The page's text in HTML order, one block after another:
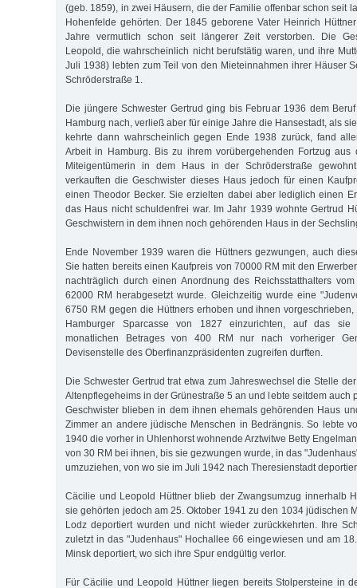
(geb. 1859), in zwei Häusern, die der Familie offenbar schon seit
Hohenfelde gehörten. Der 1845 geborene Vater Heinrich
Jahre vermutlich schon seit längerer Zeit verstorben. Die
Leopold, die wahr­scheinlich nicht berufstätig waren, und ihre
Juli 1938) lebten zum Teil von den Mieteinnahmen ihrer Häuser
Schröderstraße 1.
Die jüngere Schwester Gertrud ging bis Februar 1936 dem
Hamburg nach, verließ aber für einige Jahre die Hansestadt, als
kehrte dann wahrscheinlich gegen Ende 1938 zurück, fand
Arbeit in Hamburg. Bis zu ihrem vorübergehenden Fortzug aus
Miteigentümerin in dem Haus in der Schröderstraße
verkauften die Geschwister dieses Haus jedoch für einen
einen Theodor Becker. Sie erzielten dabei aber lediglich einen
das Haus nicht schuldenfrei war. Im Jahr 1939 wohnte Gertrud
Geschwistern in dem ihnen noch gehörenden Haus in der
Ende November 1939 waren die Hüttners gezwungen, auch
Sie hatten bereits einen Kaufpreis von 70000 RM mit den
nachträglich durch einen Anordnung des Reichsstatthalters
62000 RM herabgesetzt wurde. Gleichzeitig wurde eine
6750 RM gegen die Hüttners erhoben und ihnen
Hamburger Sparcasse von 1827 einzurichten, auf das sie
monatlichen Betrages von 400 RM nur nach vorheriger
Devisenstelle des Oberfinanzpräsidenten zugreifen durften.
Die Schwester Gertrud trat etwa zum Jahreswechsel die Stelle
Altenpflegeheims in der Grünestraße 5 an und lebte seitdem auch
Geschwister blieben in dem ihnen ehemals gehörenden Haus
Zimmer an andere jüdische Menschen in Bedrängnis. So lebte
1940 die vorher in Uhlenhorst wohnende Arztwitwe Betty
von 30 RM bei ihnen, bis sie gezwungen wurde, in das
umzuziehen, von wo sie im Juli 1942 nach Theresienstadt
Cäcilie und Leopold Hüttner blieb der Zwangsumzug innerhalb
sie gehörten jedoch am 25. Oktober 1941 zu den 1034 jüdischen
Lodz deportiert wurden und nicht wieder zurückkehrten. Ihre
zuletzt in das "Judenhaus" Hochallee 66 eingewiesen und am
Minsk deportiert, wo sich ihre Spur endgültig verlor.
Für Cäcilie und Leopold Hüttner liegen bereits Stolpersteine in